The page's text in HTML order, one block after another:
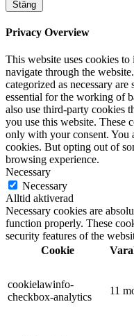
Stäng
Privacy Overview
This website uses cookies
navigate through the
categorized as necessary
essential for the working of
also use third-party cookies
you use this website. These
only with your consent. You
cookies. But opting out of
browsing experience.
Necessary
Necessary
Alltid aktiverad
Necessary cookies are
function properly. These
security features of the
Cookie
cookielawinfo-
checkbox-analytics
11